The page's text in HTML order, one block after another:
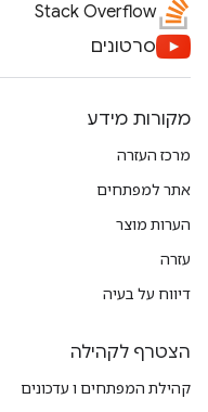
Stack Overflow
סרטונים
מקורות מידע
מרכז העזרה
אתר למפתחים
הערות מוצר
עזרה
דיווח על בעיה
הצטרף לקהילה
קהילת המפתחים ו עדכונים